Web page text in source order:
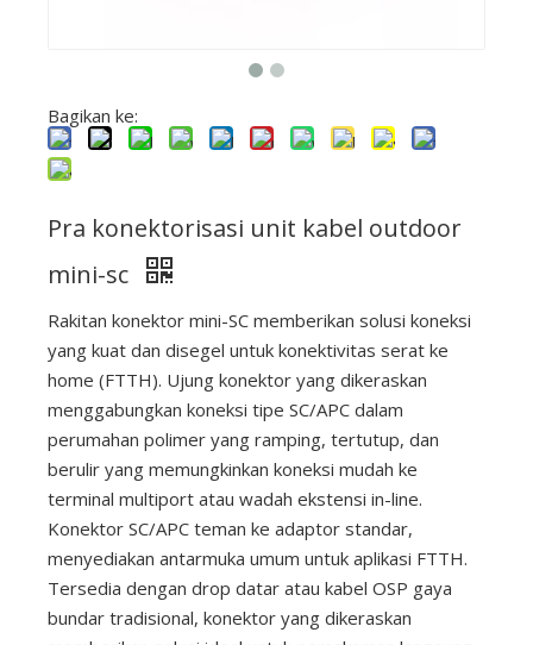
Bagikan ke:
Pra konektorisasi unit kabel outdoor
mini-sc
Rakitan konektor mini-SC memberikan solusi koneksi
yang kuat dan disegel untuk konektivitas serat ke
home (FTTH). Ujung konektor yang dikeraskan
menggabungkan koneksi tipe SC/APC dalam
perumahan polimer yang ramping, tertutup, dan
berulir yang memungkinkan koneksi mudah ke
terminal multiport atau wadah ekstensi in-line.
Konektor SC/APC teman ke adaptor standar,
menyediakan antarmuka umum untuk aplikasi FTTH.
Tersedia dengan drop datar atau kabel OSP gaya
bundar tradisional, konektor yang dikeraskan